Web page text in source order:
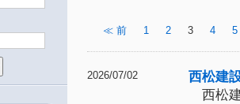
≪ 前 1 2 3 4 5
2026/07/02
西松建
西松